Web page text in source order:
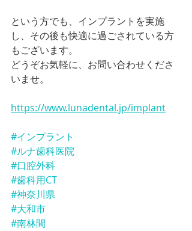
という方でも、インプラントを実施
し、その後も快適に過ごされている方
もございます。
どうぞお気軽に、お問い合わせくださ
いませ。
https://www.lunadental.jp/implant
#インプラント
#ルナ歯科医院
#口腔外科
#歯科用CT
#神奈川県
#大和市
#南林間